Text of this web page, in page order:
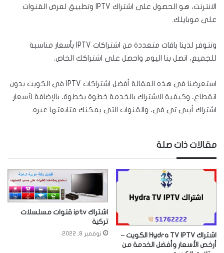
الانترنت، هو الحصول على اشتراك IPTV وتطبيق لعرض القنوات
على موبايلك.
وتتوفر لدينا باقات متعددة من اشتراكات IPTV بأسعار مناسبة
للجميع، اتصل بنا اليوم واحصل على اشتراكك الخاص.
استعرضنا في هذه المقالة أفضل اشتراكات IPTV في الكويت بدون
انقطاع، وكيفية الاشتراك بالخدمة خطوة بخطوة، بالإضافة لأسعار
اشتراك أيبي تي في، والقنوات التي يمكنك متابعتها عبره.
مقالات ذات صلة
اشتراك Hydra TV IPTV الكويت –
أرخص الأسعار وأفضل الخدمة من
اشتراك iptv قنوات مسلسلات
تركية
نوفمبر 8, 2022